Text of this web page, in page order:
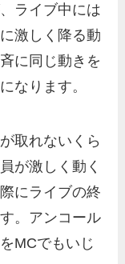
ライブ中には
激しく降る動
に同じ動きを
なります。
取れないくら
が激しく動く
にライブの終
。アンコール
MCでもいじ